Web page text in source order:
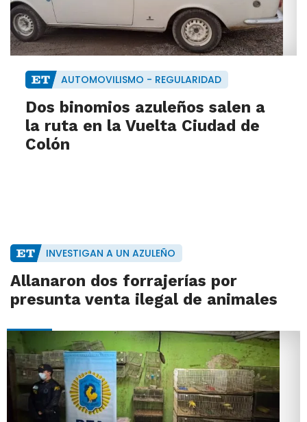
AUTOMOVILISMO - REGULARIDAD
Dos binomios azuleños salen a
la ruta en la Vuelta Ciudad de
Colón
INVESTIGAN A UN AZULEÑO
Allanaron dos forrajerías por
presunta venta ilegal de animales